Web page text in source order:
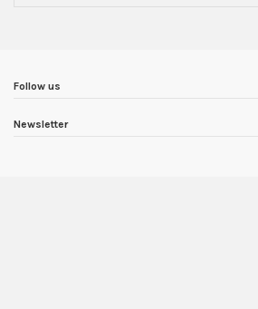
Follow us
Newsletter